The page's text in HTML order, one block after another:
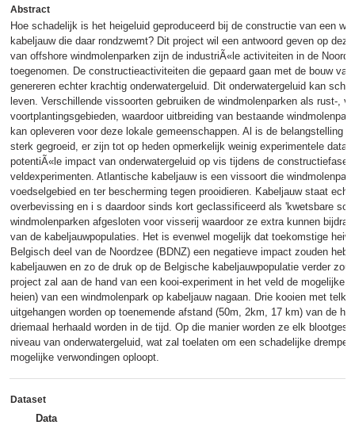
Abstract
Hoe schadelijk is het heigeluid geproduceerd bij de constructie van een
kabeljauw die daar rondzwemt? Dit project wil een antwoord geven op
van offshore windmolenparken zijn de industriÃ«le activiteiten in de
toegenomen. De constructieactiviteiten die gepaard gaan met de bouw
genereren echter krachtig onderwatergeluid. Dit onderwatergeluid kan
leven. Verschillende vissoorten gebruiken de windmolenparken als rust-,
voortplantingsgebieden, waardoor uitbreiding van bestaande
kan opleveren voor deze lokale gemeenschappen. Al is de belangstelling
sterk gegroeid, er zijn tot op heden opmerkelijk weinig experimentele data
potentiÃ«le impact van onderwatergeluid op vis tijdens de constructiefase
veldexperimenten. Atlantische kabeljauw is een vissoort die
voedselgebied en ter bescherming tegen prooidieren. Kabeljauw staat
overbevissing en i s daardoor sinds kort geclassificeerd als 'kwetsbare
windmolenparken afgesloten voor visserij waardoor ze extra kunnen
van de kabeljauwpopulaties. Het is evenwel mogelijk dat toekomstige
Belgisch deel van de Noordzee (BDNZ) een negatieve impact zouden
kabeljauwen en zo de druk op de Belgische kabeljauwpopulatie verder
project zal aan de hand van een kooi-experiment in het veld de mogelijke
heien) van een windmolenpark op kabeljauw nagaan. Drie kooien met
uitgehangen worden op toenemende afstand (50m, 2km, 17 km) van de
driemaal herhaald worden in de tijd. Op die manier worden ze elk
niveau van onderwatergeluid, wat zal toelaten om een schadelijke drempel
mogelijke verwondingen oploopt.
Dataset
Data